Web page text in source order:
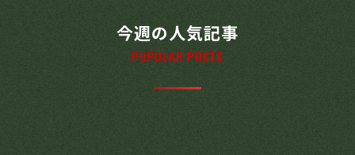
今週の人気記事
POPULAR POSTS